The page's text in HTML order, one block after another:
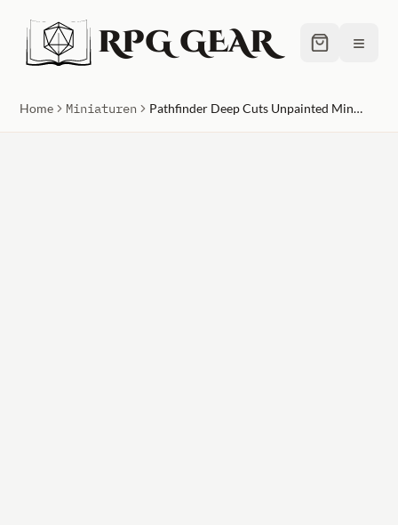
RPG GEAR ≡
Home Miniaturen Pathfinder Deep Cuts Unpainted Miniatures Swarm of Rats